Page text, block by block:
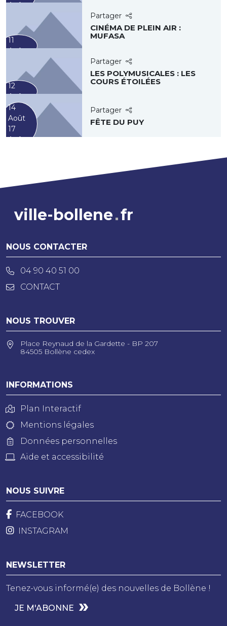
Août
Partager
CINÉMA DE PLEIN AIR :
MUFASA
11
Août
Partager
LES POLYMUSICALES : LES
COURS ÉTOILÉES
12
Août
Partager
FÊTE DU PUY
14
Août
17
Août
ville-bollene fr
NOUS CONTACTER
04 90 40 51 00
CONTACT
NOUS TROUVER
Place Reynaud de la Gardette - BP 207
84505 Bollène cedex
INFORMATIONS
Plan Interactif
Mentions légales
Données personnelles
Aide et accessibilité
NOUS SUIVRE
FACEBOOK
INSTAGRAM
NEWSLETTER
Tenez-vous informé(e) des nouvelles de Bollène !
JE M'ABONNE